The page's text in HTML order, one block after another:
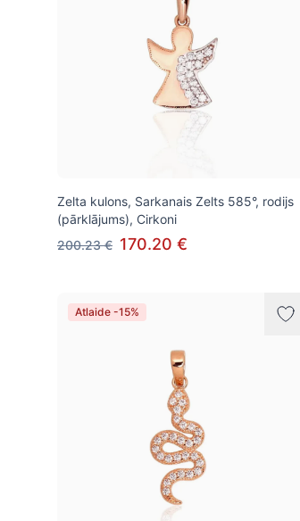
Zelta kulons, Sarkanais Zelts 585°, rodijs
(pārklājums), Cirkoni
200.23 € 170.20 €
Atlaide -15%